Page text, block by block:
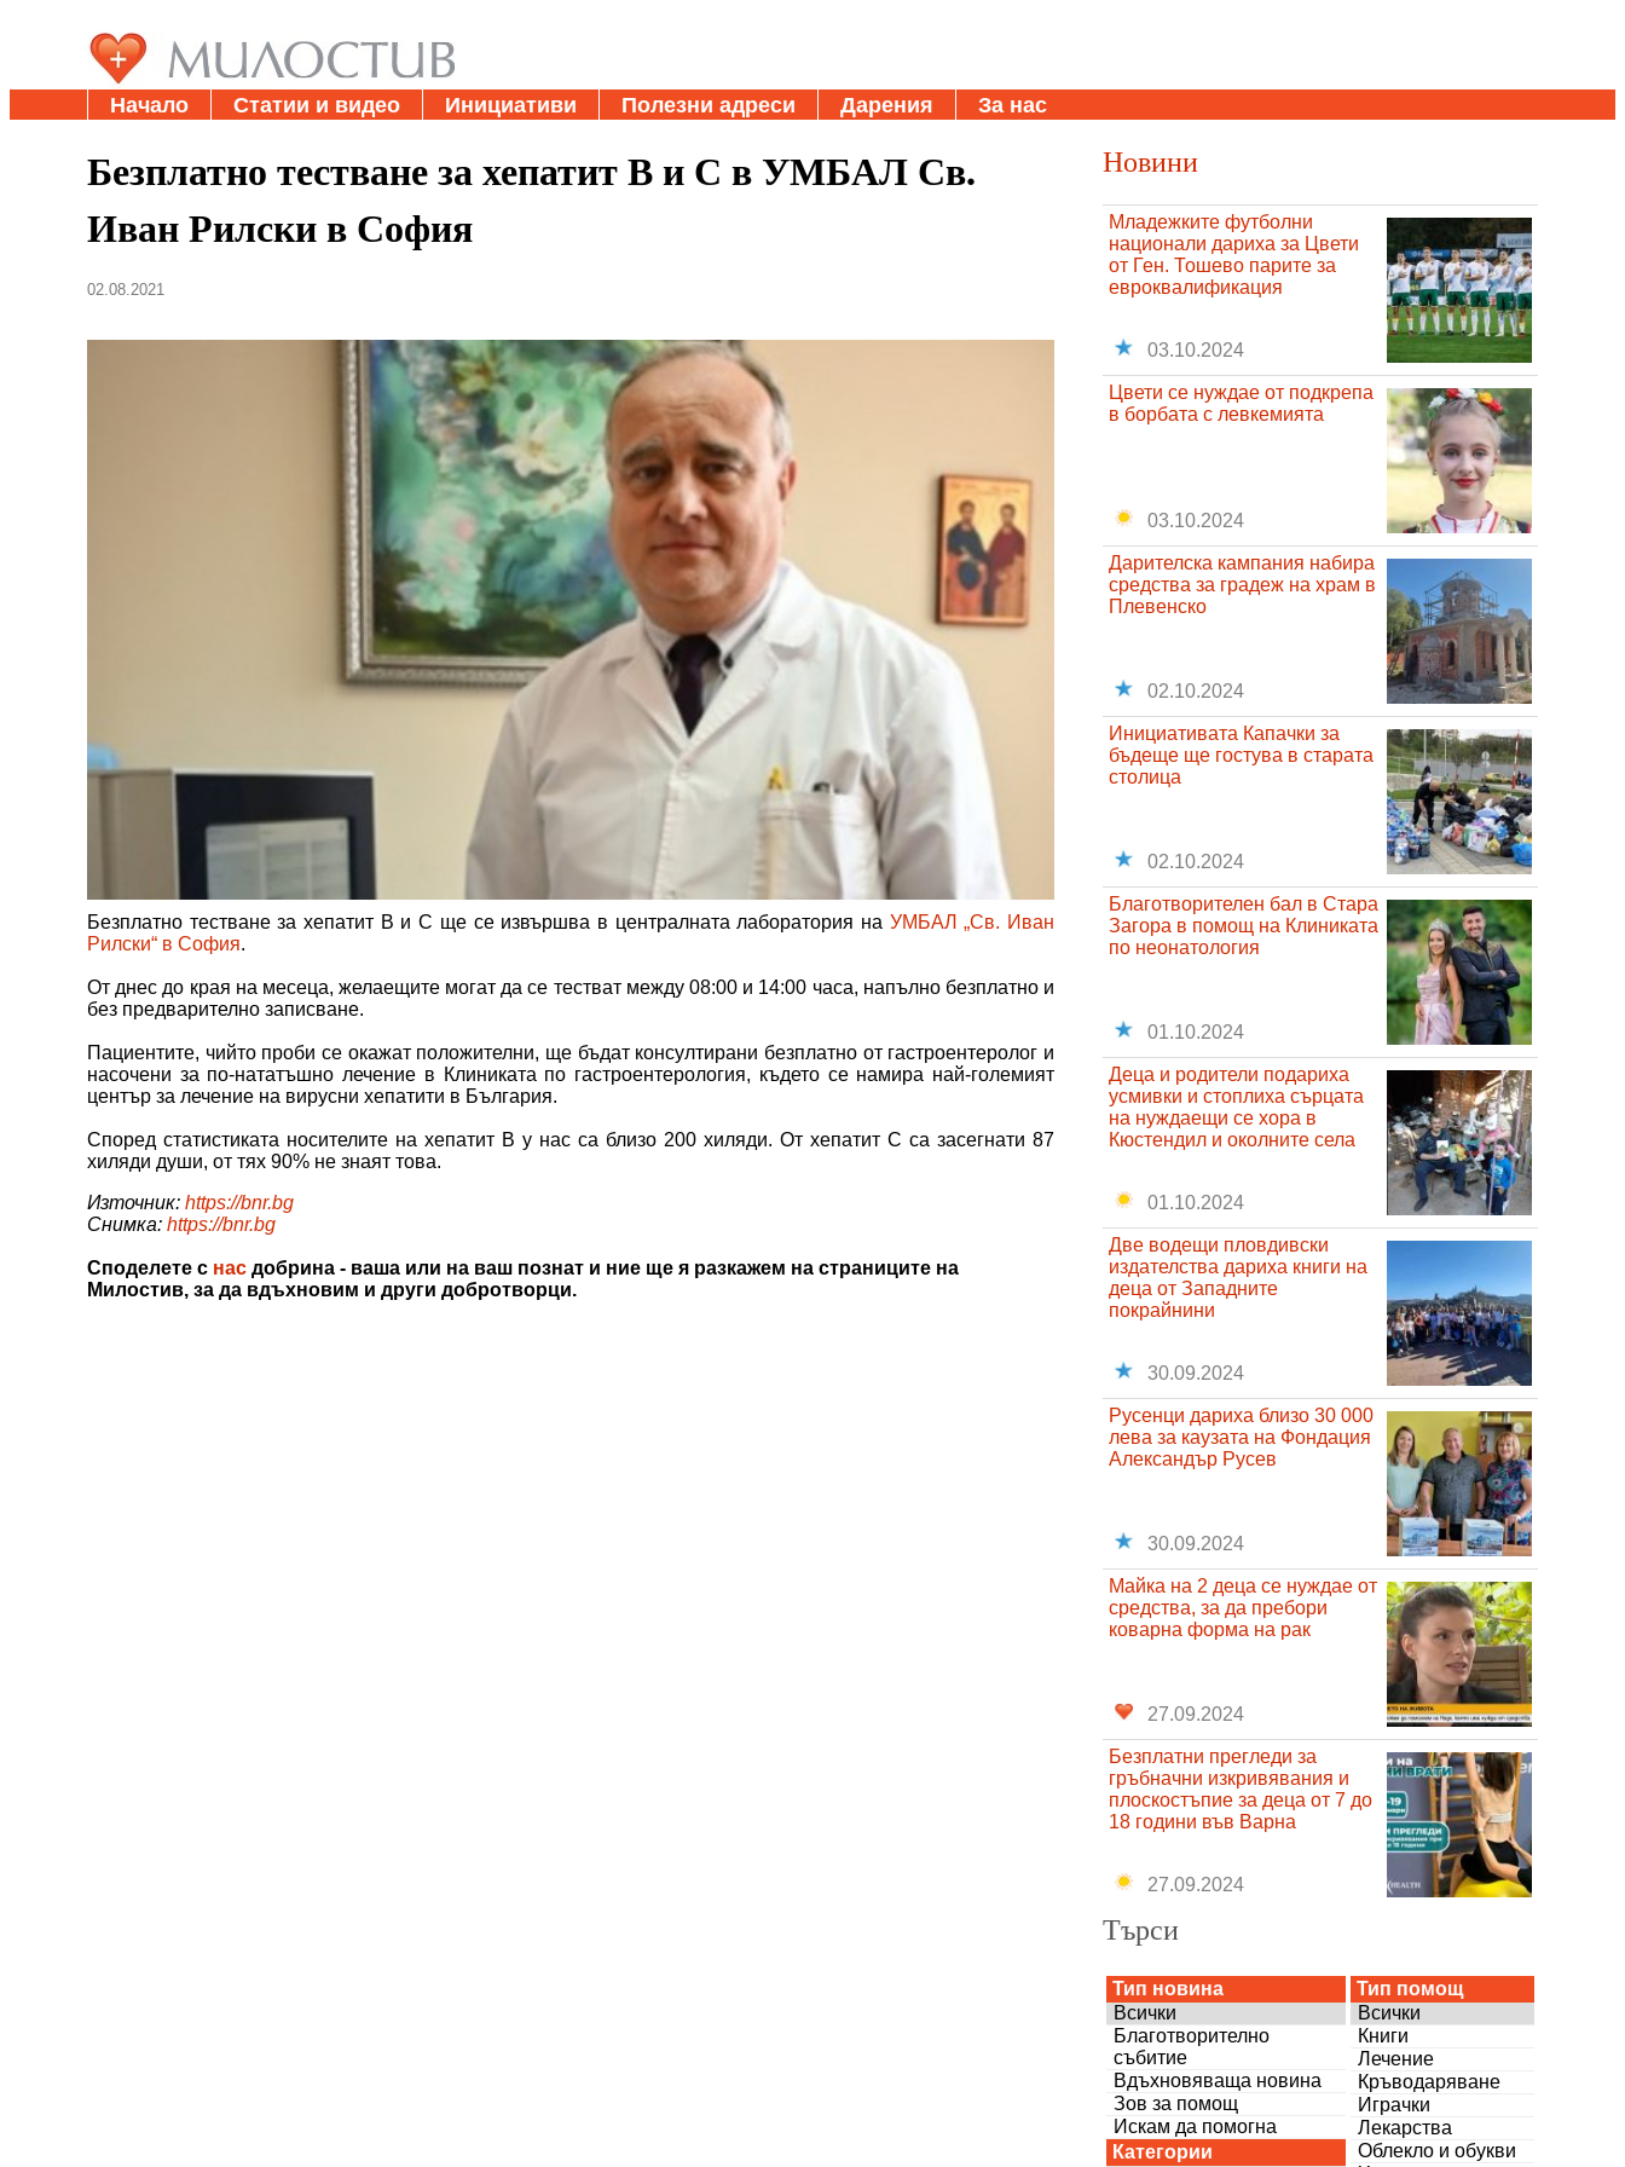
Начало Статии и видео Инициативи Полезни адреси Дарения За нас
Безплатно тестване за хепатит В и С в УМБАЛ Св.
Иван Рилски в София
02.08.2021
Безплатно тестване за хепатит В и С ще се извършва в централната лаборатория на УМБАЛ „Св. Иван
Рилски“ в София.
От днес до края на месеца, желаещите могат да се тестват между 08:00 и 14:00 часа, напълно безплатно и
без предварително записване.
Пациентите, чийто проби се окажат положителни, ще бъдат консултирани безплатно от гастроентеролог и
насочени за по-нататъшно лечение в Клиниката по гастроентерология, където се намира най-големият
център за лечение на вирусни хепатити в България.
Според статистиката носителите на хепатит В у нас са близо 200 хиляди. От хепатит С са засегнати 87
хиляди души, от тях 90% не знаят това.
Източник: https://bnr.bg
Снимка: https://bnr.bg
Споделете с нас добрина - ваша или на ваш познат и ние ще я разкажем на страниците на
Милостив, за да вдъхновим и други добротворци.
Новини
Младежките футболни
национали дариха за Цвети
от Ген. Тошево парите за
евроквалификация
03.10.2024
Цвети се нуждае от подкрепа
в борбата с левкемията
03.10.2024
Дарителска кампания набира
средства за градеж на храм в
Плевенско
02.10.2024
Инициативата Капачки за
бъдеще ще гостува в старата
столица
02.10.2024
Благотворителен бал в Стара
Загора в помощ на Клиниката
по неонатология
01.10.2024
Деца и родители подариха
усмивки и стоплиха сърцата
на нуждаещи се хора в
Кюстендил и околните села
01.10.2024
Две водещи пловдивски
издателства дариха книги на
деца от Западните
покрайнини
30.09.2024
Русенци дариха близо 30 000
лева за каузата на Фондация
Александър Русев
30.09.2024
Майка на 2 деца се нуждае от
средства, за да пребори
коварна форма на рак
27.09.2024
Безплатни прегледи за
гръбначни изкривявания и
плоскостъпие за деца от 7 до
18 години във Варна
27.09.2024
Търси
Тип новина
Всички
Благотворително
събитие
Вдъхновяваща новина
Зов за помощ
Искам да помогна
Категории
Тип помощ
Всички
Книги
Лечение
Кръводаряване
Играчки
Лекарства
Облекло и обукви